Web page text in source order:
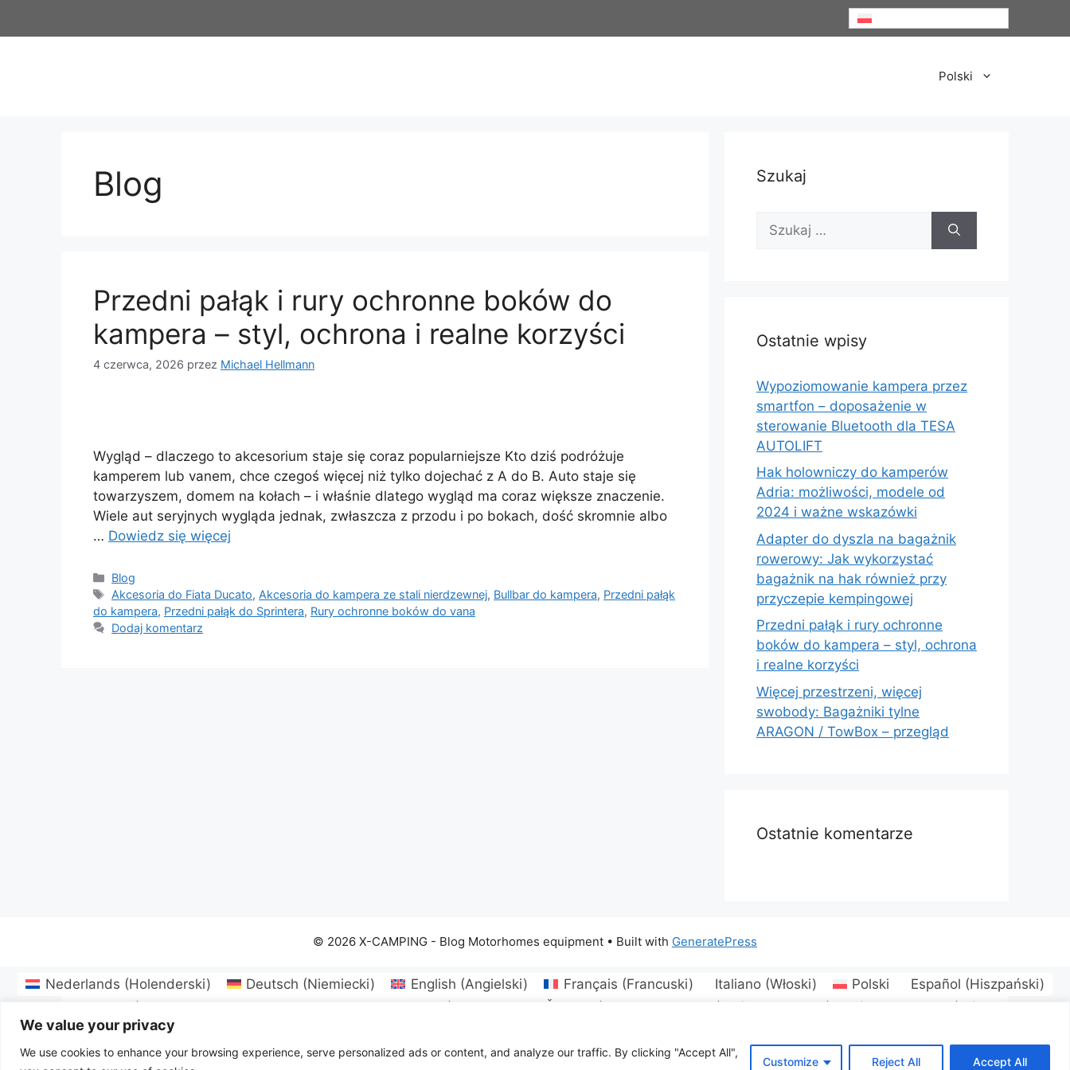
We value your privacy
We use cookies to enhance your browsing experience, serve personalized ads or content, and analyze our traffic. By clicking "Accept All",
Customize Reject All Accept All
Polski
Blog
Przedni pałąk i rury ochronne boków do
kampera – styl, ochrona i realne korzyści
4 czerwca, 2026 przez Michael Hellmann
Wygląd – dlaczego to akcesorium staje się coraz popularniejsze Kto dziś podróżuje
kamperem lub vanem, chce czegoś więcej niż tylko dojechać z A do B. Auto staje się
towarzyszem, domem na kołach – i właśnie dlatego wygląd ma coraz większe znaczenie.
Wiele aut seryjnych wygląda jednak, zwłaszcza z przodu i po bokach, dość skromnie albo
… Dowiedz się więcej
Kategorie
Blog
Tagi
Akcesoria do Fiata Ducato, Akcesoria do kampera ze stali nierdzewnej, Bullbar do kampera, Przedni pałąk
do kampera, Przedni pałąk do Sprintera, Rury ochronne boków do vana
Dodaj komentarz
Szukaj
Ostatnie wpisy
Wypoziomowanie kampera przez
smartfon – doposażenie w
sterowanie Bluetooth dla TESA
AUTOLIFT
Hak holowniczy do kamperów
Adria: możliwości, modele od
2024 i ważne wskazówki
Adapter do dyszla na bagażnik
rowerowy: Jak wykorzystać
bagażnik na hak również przy
przyczepie kempingowej
Przedni pałąk i rury ochronne
boków do kampera – styl, ochrona
i realne korzyści
Więcej przestrzeni, więcej
swobody: Bagażniki tylne
ARAGON / TowBox – przegląd
Ostatnie komentarze
© 2026 X-CAMPING - Blog Motorhomes equipment • Built with GeneratePress
Nederlands (Holenderski) Deutsch (Niemiecki) English (Angielski) Français (Francuski) Italiano(Włoski) Polski Español (Hiszpański)
(Szwedzki ( Čeština (Czeski (Duński ( Estoński ( Fiński
Magyar(Węgierski) Latviešu
Русский (Rosyjski) Slovenčina(Słowacki) Türkçe(Turecki) Українська